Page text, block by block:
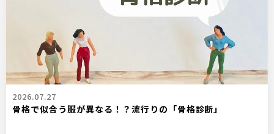
2026.07.27
骨格で似合う服が異なる！？流行りの「骨格診断」